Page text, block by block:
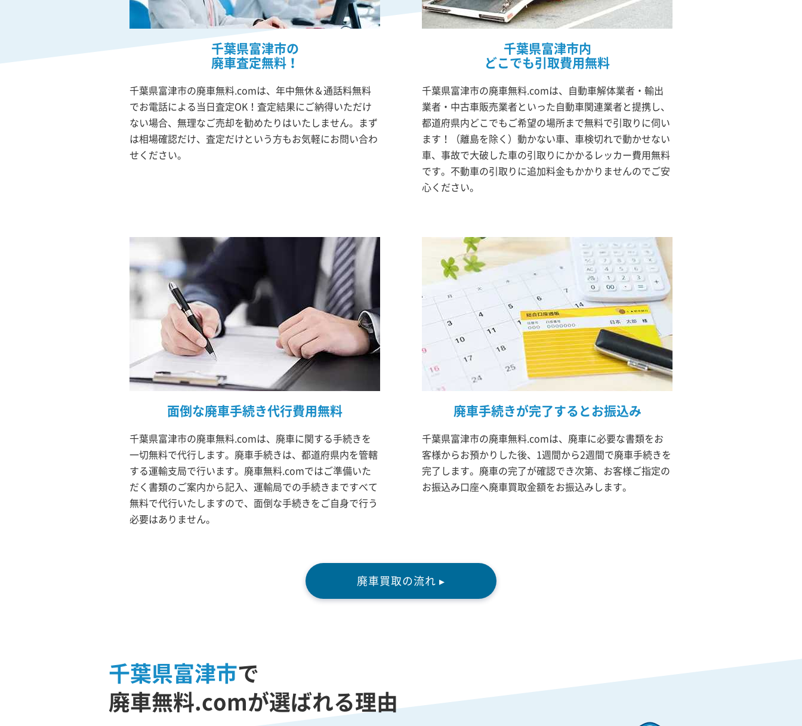
千葉県富津市の
廃車査定無料！
千葉県富津市の廃車無料.comは、年中無休＆通話料無料
でお電話による当日査定OK！査定結果にご納得いただけ
ない場合、無理なご売却を勧めたりはいたしません。まず
は相場確認だけ、査定だけという方もお気軽にお問い合わ
せください。
千葉県富津市内
どこでも引取費用無料
千葉県富津市の廃車無料.comは、自動車解体業者・輸出
業者・中古車販売業者といった自動車関連業者と提携し、
都道府県内どこでもご希望の場所まで無料で引取りに伺い
ます！（離島を除く）動かない車、車検切れで動かせない
車、事故で大破した車の引取りにかかるレッカー費用無料
です。不動車の引取りに追加料金もかかりませんのでご安
心ください。
面倒な廃車手続き代行費用無料
千葉県富津市の廃車無料.comは、廃車に関する手続きを
一切無料で代行します。廃車手続きは、都道府県内を管轄
する運輸支局で行います。廃車無料.comではご準備いた
だく書類のご案内から記入、運輸局での手続きまですべて
無料で代行いたしますので、面倒な手続きをご自身で行う
必要はありません。
廃車手続きが完了するとお振込み
千葉県富津市の廃車無料.comは、廃車に必要な書類をお
客様からお預かりした後、1週間から2週間で廃車手続きを
完了します。廃車の完了が確認でき次第、お客様ご指定の
お振込み口座へ廃車買取金額をお振込みします。
廃車買取の流れ ▸
千葉県富津市で
廃車無料.comが選ばれる理由